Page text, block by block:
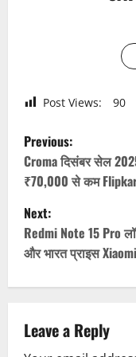
Post Views: 90
P
o
s
t
n
v
Previous:
Croma दिसंबर सेल
₹70,000 से कम
Next:
Redmi Note 15 Pro
और भारत प्राइस
Leave a Reply